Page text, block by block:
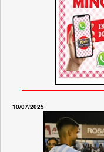
10/07/2025